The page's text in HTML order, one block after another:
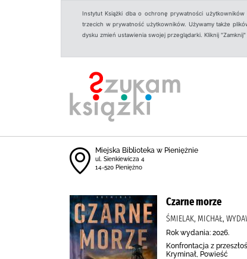
Instytut Książki dba o ochronę prywatności
trzecich w prywatność użytkowników. Używamy także
dysku zmień ustawienia swojej przeglądarki. Kliknij
Miejska Biblioteka w Pieniężnie
ul. Sienkiewicza 4
14-520 Pieniężno
Czarne morze
ŚMIELAK, MICHAŁ,
Rok wydania: 2026.
Konfrontacja z
Kryminał, Powieść